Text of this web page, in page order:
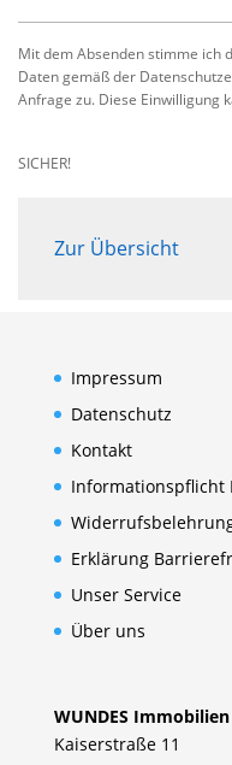
Mit dem Absenden stimme ich
Daten gemäß der
Anfrage zu. Diese Einwilligung
SICHER!
Zur Übersicht
Impressum
Datenschutz
Kontakt
Informationspflicht
Erklärung
Unser Service
Über uns
WUNDES
Kaiserstraße 11